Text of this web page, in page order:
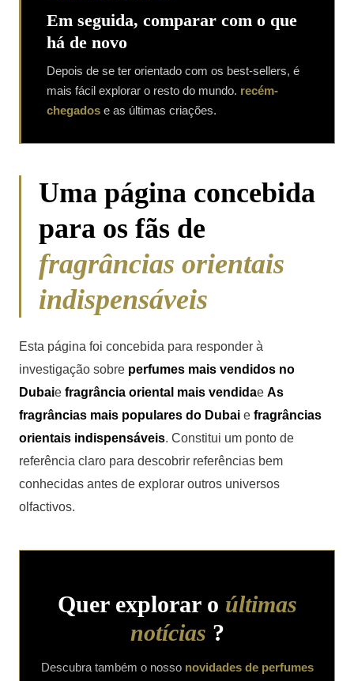
Em seguida, comparar com o que
há de novo
Depois de se ter orientado com os best-sellers, é
mais fácil explorar o resto do mundo. recém-
chegados e as últimas criações.
Uma página concebida
para os fãs de
fragrâncias orientais
indispensáveis
Esta página foi concebida para responder à
investigação sobre perfumes mais vendidos no
Dubaie fragrância oriental mais vendidae As
fragrâncias mais populares do Dubai e fragrâncias
orientais indispensáveis. Constitui um ponto de
referência claro para descobrir referências bem
conhecidas antes de explorar outros universos
olfactivos.
Quer explorar o últimas
notícias ?
Descubra também o nosso novidades de perfumes